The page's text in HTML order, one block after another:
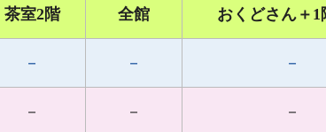
茶室2階 全館 おくどさん＋1
－ － －
－ － －